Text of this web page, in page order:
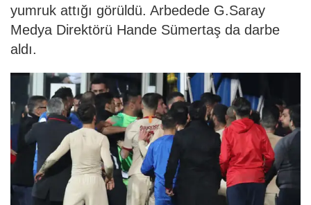
yumruk attığı görüldü. Arbedede G.Saray
Medya Direktörü Hande Sümertaş da darbe
aldı.